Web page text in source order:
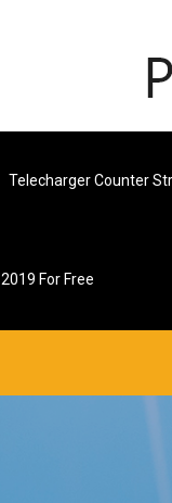
Telecharger Counter
For Free